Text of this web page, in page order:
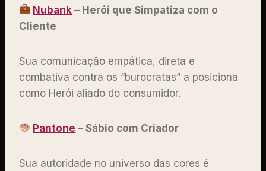
Nubank – Herói que Simpatiza com o
Cliente
Sua comunicação empática, direta e
combativa contra os “burocratas” a posiciona
como Herói aliado do consumidor.
Pantone – Sábio com Criador
Sua autoridade no universo das cores é